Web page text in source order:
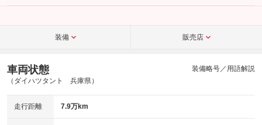
こちら
装備 販売店
車両状態
（ダイハツタント 兵庫県）
装備略号／用語解説
走行距離 7.9万km